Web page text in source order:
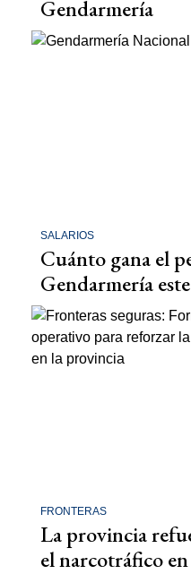
Gendarmería
SALARIOS
Cuánto gana el
Gendarmería
FRONTERAS
La provincia
el narcotráfico